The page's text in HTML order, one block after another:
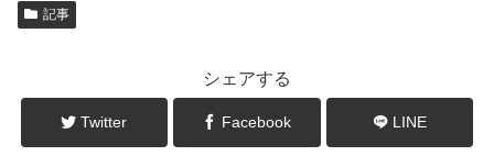
記事
シェアする
Twitter Facebook LINE